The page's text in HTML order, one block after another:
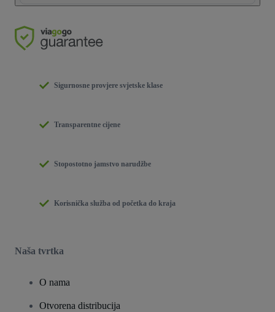
Sigurnosne provjere svjetske klase
Transparentne cijene
Stopostotno jamstvo narudžbe
Korisnička služba od početka do kraja
Naša tvrtka
O nama
Otvorena distribucija